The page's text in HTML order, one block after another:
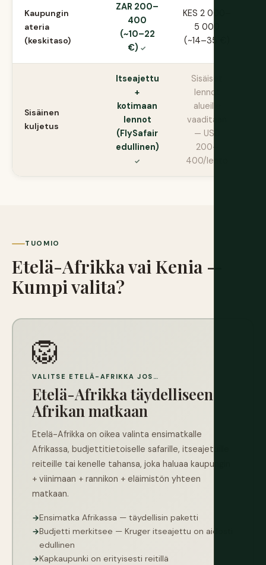
Kaupungin
ateria
(keskitaso)
ZAR 200–
400
(~10–22
€)
KES 2 000–
5 000
(~14–35 €)
Sisäinen
kuljetus
Itseajettu
+
kotimaan
lennot
(FlySafair
edullinen)
Sisäiset
lennot
alueille
vaaditaan
— USD
200–
400/lento
TUOMIO
Etelä-Afrikka vai Kenia —
Kumpi valita?
🦁
VALITSE ETELÄ-AFRIKKA JOS…
Etelä-Afrikka täydelliseen
Afrikan matkaan
Etelä-Afrikka on oikea valinta ensimatkalle
Afrikassa, budjettitietoiselle safarille, itseajetuille
reiteille tai kenelle tahansa, joka haluaa kaupungin
+ viinimaan + rannikon + eläimistön yhteen
matkaan.
Ensimatka Afrikassa — täydellisin paketti
Budjetti merkitsee — Kruger itseajettu on aidosti
edullinen
Kapkaupunki on erityisesti reitillä